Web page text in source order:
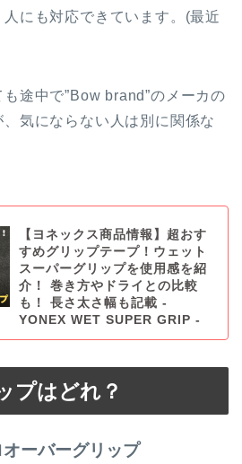
にも対応できています。(最近
途中で”Bow brand”のメーカの
気にならない人は別に関係な
【ヨネックス商品情報】超おす
すめグリップテープ！ウェット
スーパーグリップを使用感を紹
介！ 巻き方やドライとの比較
も！ 長さ太さ幅も記載 -
YONEX WET SUPER GRIP -
プはどれ？
ーバーグリップ